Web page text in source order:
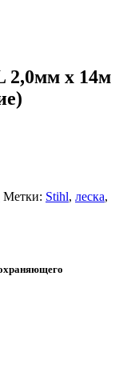
2,0мм х 14м
Метки: Stihl, леска,